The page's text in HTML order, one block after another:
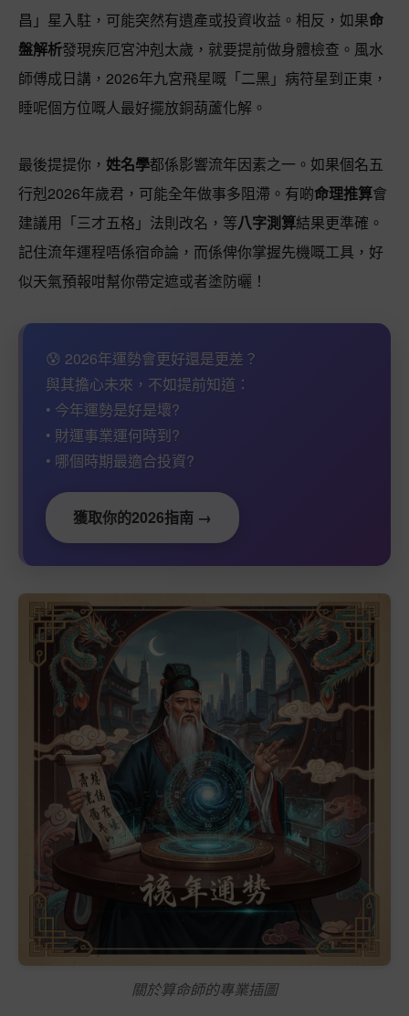
昌」星入駐，可能突然有遺產或投資收益。相反，如果命
盤解析發現疾厄宮沖剋太歲，就要提前做身體檢查。風水
師傅成日講，2026年九宮飛星嘅「二黑」病符星到正東，
睡呢個方位嘅人最好擺放銅葫蘆化解。
最後提提你， 姓名學都係影響流年因素之一。如果個名五
行剋2026年歲君，可能全年做事多阻滯。有啲命理推算會
建議用「三才五格」法則改名，等八字測算結果更準確。
記住流年運程唔係宿命論，而係俾你掌握先機嘅工具，好
似天氣預報咁幫你帶定遮或者塗防曬！
😰 2026年運勢會更好還是更差？
與其擔心未來，不如提前知道：
• 今年運勢是好是壞?
• 財運事業運何時到?
• 哪個時期最適合投資?
獲取你的2026指南 →
關於算命師的專業插圖